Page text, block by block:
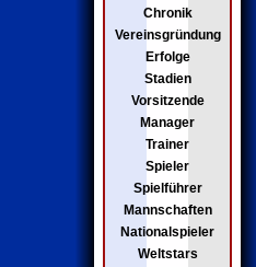
Chronik
Vereinsgründung
Erfolge
Stadien
Vorsitzende
Manager
Trainer
Spieler
Spielführer
Mannschaften
Nationalspieler
Weltstars